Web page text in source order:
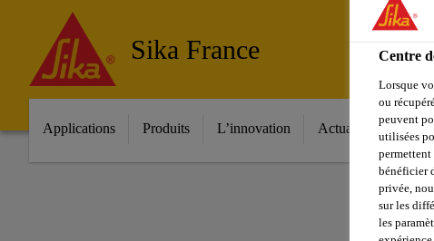
Sika France
Applications Produits L’innovation Actualités
Centre
Lorsque
ou
peuvent
utilisées
permettent
bénéficier
privée,
sur les
les